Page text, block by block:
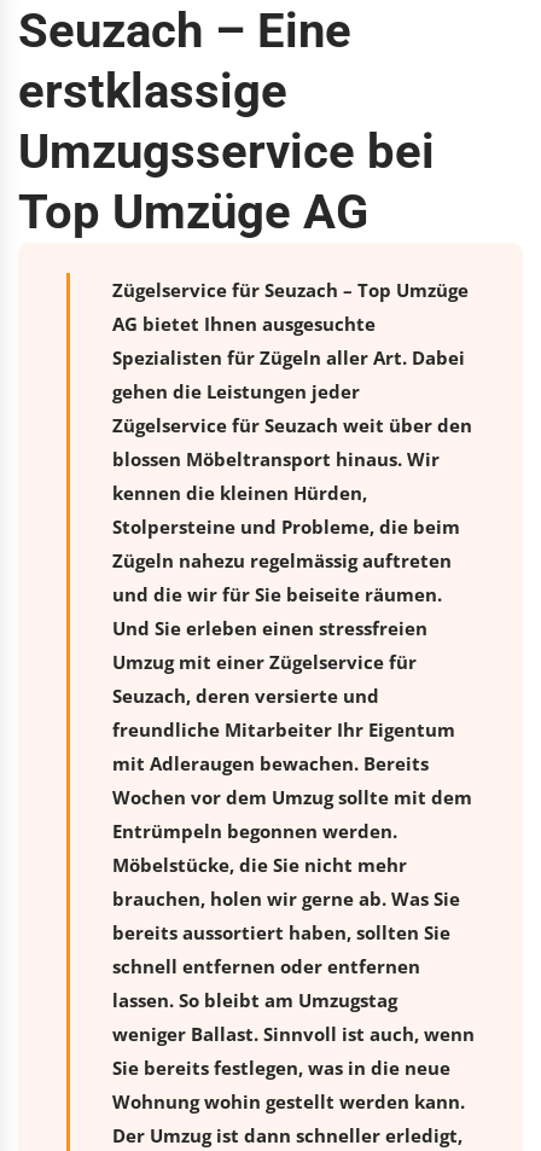
Seuzach – Eine
erstklassige
Umzugsservice bei
Top Umzüge AG
Zügelservice für Seuzach – Top Umzüge
AG bietet Ihnen ausgesuchte
Spezialisten für Zügeln aller Art. Dabei
gehen die Leistungen jeder
Zügelservice für Seuzach weit über den
blossen Möbeltransport hinaus. Wir
kennen die kleinen Hürden,
Stolpersteine und Probleme, die beim
Zügeln nahezu regelmässig auftreten
und die wir für Sie beiseite räumen.
Und Sie erleben einen stressfreien
Umzugmit einer Zügelservice für
Seuzach, deren versierte und
freundliche Mitarbeiter Ihr Eigentum
mit Adleraugen bewachen. Bereits
Wochen vor dem Umzug sollte mit dem
Entrümpeln begonnen werden.
Möbelstücke, die Sie nicht mehr
brauchen, holen wir gerne ab. Was Sie
bereits aussortiert haben, sollten Sie
schnell entfernen oder entfernen
lassen. So bleibt am Umzugstag
weniger Ballast. Sinnvoll ist auch, wenn
Sie bereits festlegen, was in die neue
Wohnung wohin gestellt werden kann.
Der Umzug ist dann schneller erledigt,